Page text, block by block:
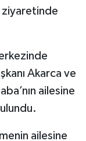
ziyaretinde
Akarca ve
ailesine
ailesine